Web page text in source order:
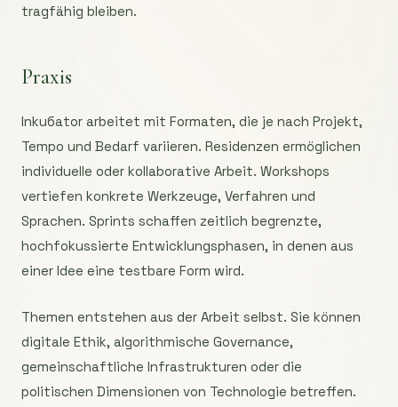
tragfähig bleiben.
Praxis
Inkuбator arbeitet mit Formaten, die je nach Projekt,
Tempo und Bedarf variieren. Residenzen ermöglichen
individuelle oder kollaborative Arbeit. Workshops
vertiefen konkrete Werkzeuge, Verfahren und
Sprachen. Sprints schaffen zeitlich begrenzte,
hochfokussierte Entwicklungsphasen, in denen aus
einer Idee eine testbare Form wird.
Themen entstehen aus der Arbeit selbst. Sie können
digitale Ethik, algorithmische Governance,
gemeinschaftliche Infrastrukturen oder die
politischen Dimensionen von Technologie betreffen.